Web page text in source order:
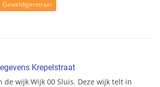
Geweldigerstraat
Krepelstraat
de wijk Wijk 00 Sluis. Deze wijk telt in